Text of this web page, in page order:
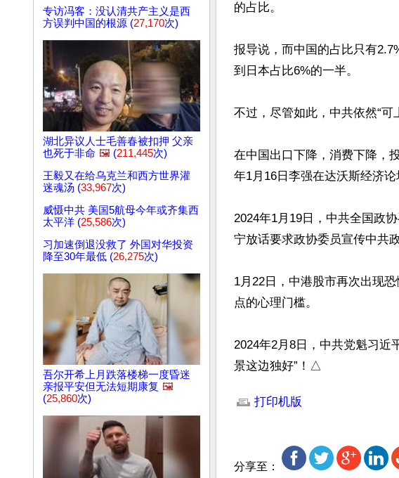
专访冯客：没认清共产主义是西
方误判中国的根源 (27,170次)
湖北异议人士毛善春被扣押 父亲
也死于非命 🖼️ (211,445次)
王毅又在给乌克兰和西方世界灌
迷魂汤 (33,967次)
威慑中共 美国5航母今年或齐集西
太平洋 (25,586次)
习加速倒退没救了 外国对华投资
降至30年最低 (26,275次)
吾尔开希上月跌落楼梯一度昏迷
亲报平安但无法短期康复 🖼️
(25,860次)
的占比。
报导说，而中国的占比只有
到日本占比6%的一半。
不过，尽管如此，中共依然“可
在中国出口下降，消费下降，
年1月16日李强在达沃斯经济
2024年1月19日，中共全国政
宁放话要求政协委员宣传中共
1月22日，中港股市再次出现
点的心理门槛。
2024年2月8日，中共党魁习近
景这边独好”！△
打印机版
分享至：